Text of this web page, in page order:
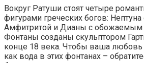
Вокруг Ратуши стоят четыре
фигурами греческих богов: Нептуна
Амфитритой и Дианы с
Фонтаны созданы скульптором
конце 18 века. Чтобы ваша любовь
как вода в этих фонтанах –